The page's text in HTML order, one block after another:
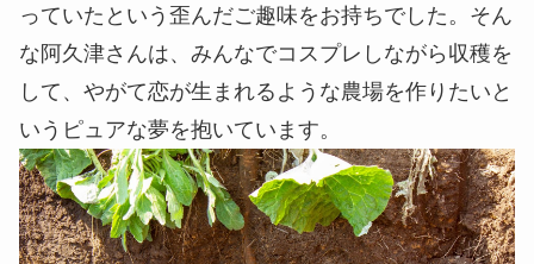
っていたという歪んだご趣味をお持ちでした。そん
な阿久津さんは、みんなでコスプレしながら収穫を
して、やがて恋が生まれるような農場を作りたいと
いうピュアな夢を抱いています。